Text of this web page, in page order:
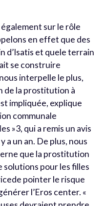
sur le rôle
en effet que des
d’Isatis et quele terrain
se construire
interpelle le plus,
de la prostitution à
impliquée, explique
communale
»3, qui a remis un avis
a un an. De plus, nous
que la prostitution
solutions pour les filles
pointer le risque
l’Eros center. «